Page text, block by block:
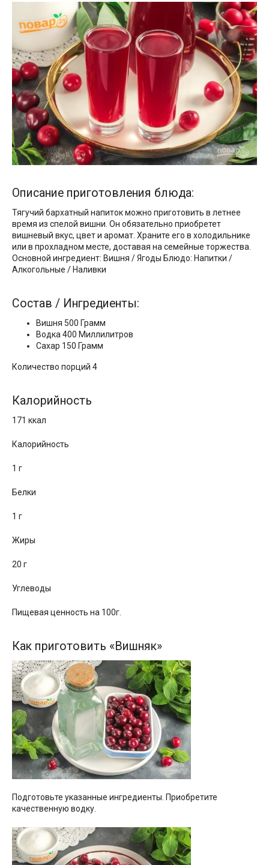
Описание приготовления блюда:
Тягучий бархатный напиток можно приготовить в летнее
время из спелой вишни. Он обязательно приобретет
вишневый вкус, цвет и аромат. Храните его в холодильнике
или в прохладном месте, доставая на семейные торжества.
Основной ингредиент: Вишня / Ягоды Блюдо: Напитки /
Алкогольные / Наливки
Состав / Ингредиенты:
Вишня 500 Грамм
Водка 400 Миллилитров
Сахар 150 Грамм
Количество порций 4
Калорийность
171 ккал
Калорийность
1 г
Белки
1 г
Жиры
20 г
Углеводы
Пищевая ценность на 100г.
Как приготовить «Вишняк»
Подготовьте указанные ингредиенты. Приобретите
качественную водку.